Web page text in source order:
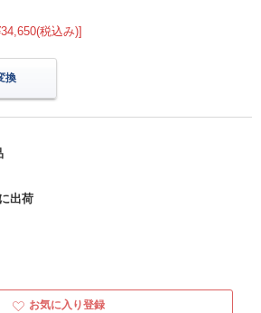
税込み)]
換
出荷
お気に入り登録